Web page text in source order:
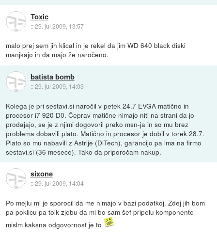
Toxic
::29. jul 2009, 13:57
malo prej sem jih klical in je rekel da jim WD 640 black diski
manjkajo in da majo že naročeno.
batista bomb
::29. jul 2009, 14:03
Kolega je pri sestavi.si naročil v petek 24.7 EVGA matično in
procesor i7 920 D0. Čeprav matične nimajo niti na strani da jo
prodajajo, se je z njimi dogovoril preko msn-ja in so mu brez
problema dobavili plato. Matično in procesor je dobil v torek 28.7.
Plato so mu nabavili z Astrije (DiTech), garancijo pa ima na firmo
sestavi.si (36 mesece). Tako da priporočam nakup.
sixone
::29. jul 2009, 14:04
Po mejlu mi je sporocil da me nimajo v bazi podatkoj. Zdej jih bom
pa poklicu pa tolk zjebu da mi bo sam šef pripelu komponente
mislm kaksna odgovornost je to